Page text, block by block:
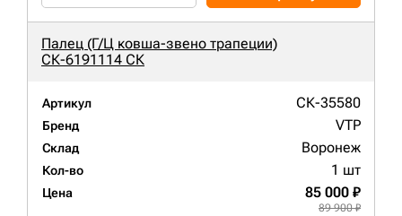
Палец (Г/Ц ковша-звено трапеции)
СК-6191114 СК
Артикул СК-35580
Бренд VTP
Склад Воронеж
Кол-во 1 шт
Цена 85 000 ₽
89 900 ₽